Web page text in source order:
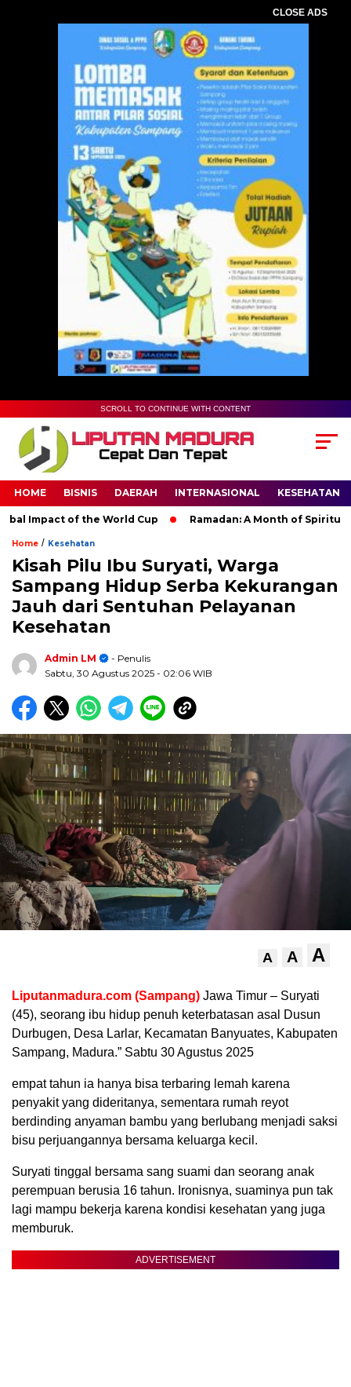
CLOSE ADS
SCROLL TO CONTINUE WITH CONTENT
HOME BISNIS DAERAH INTERNASIONAL KESEHATAN
of the World Cup Ramadan: A Month of Spiritual
Home / Kesehatan
Kisah Pilu Ibu Suryati, Warga
Sampang Hidup Serba Kekurangan
Jauh dari Sentuhan Pelayanan
Kesehatan
Admin LM
- Penulis
Sabtu, 30 Agustus 2025 - 02:06 WIB
A A A
Liputanmadura.com (Sampang) Jawa Timur – Suryati
(45), seorang ibu hidup penuh keterbatasan asal Dusun
Durbugen, Desa Larlar, Kecamatan Banyuates, Kabupaten
Sampang, Madura.” Sabtu 30 Agustus 2025
empat tahun ia hanya bisa terbaring lemah karena
penyakit yang dideritanya, sementara rumah reyot
berdinding anyaman bambu yang berlubang menjadi saksi
bisu perjuangannya bersama keluarga kecil.
Suryati tinggal bersama sang suami dan seorang anak
perempuan berusia 16 tahun. Ironisnya, suaminya pun tak
lagi mampu bekerja karena kondisi kesehatan yang juga
memburuk.
ADVERTISEMENT